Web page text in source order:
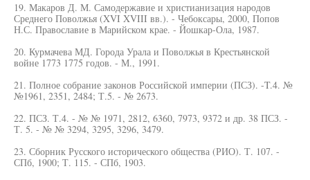
19. Макаров Д. М. Самодержавие и христианизация народов
Среднего Поволжья (XVI XVIII вв.). - Чебоксары, 2000, Попов
Н.С. Православие в Марийском крае. - Йошкар-Ола, 1987.
20. Курмачева МД. Города Урала и Поволжья в Крестьянской
войне 1773 1775 годов. - М., 1991.
21. Полное собрание законов Российской империи (ПСЗ). -T.4. №
№1961, 2351, 2484; Т.5. - № 2673.
22. ПСЗ. Т.4. - № № 1971, 2812, 6360, 7973, 9372 и др. 38 ПСЗ. -
Т. 5. - № № 3294, 3295, 3296, 3479.
23. Сборник Русского исторического общества (РИО). Т. 107. -
СПб, 1900; Т. 115. - СПб, 1903.